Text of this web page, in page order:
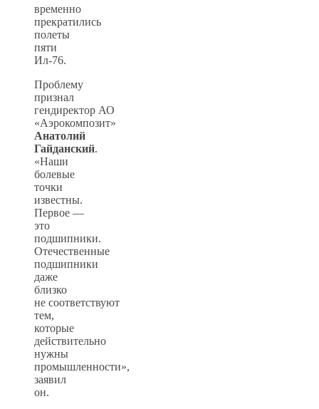
временно
прекратились
полеты
пяти
Ил-76.
Проблему
признал
гендиректор АО
«Аэрокомпозит»
Анатолий
Гайданский.
«Наши
болевые
точки
известны.
Первое —
это
подшипники.
Отечественные
подшипники
даже
близко
не соответствуют
тем,
которые
действительно
нужны
промышленности»,
заявил
он.